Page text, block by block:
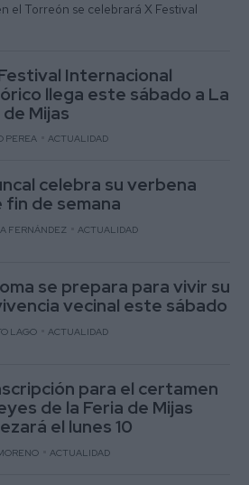
el Torreón se celebrará X Festival
Internacional
llega este sábado a La
de Mijas
PEREA ACTUALIDAD
celebra su verbena
de semana
FERNÁNDEZ ACTUALIDAD
se prepara para vivir su
vecinal este sábado
LAGO ACTUALIDAD
para el certamen
de la Feria de Mijas
el lunes 10
ACTUALIDAD